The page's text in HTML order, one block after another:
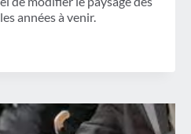
années à venir.